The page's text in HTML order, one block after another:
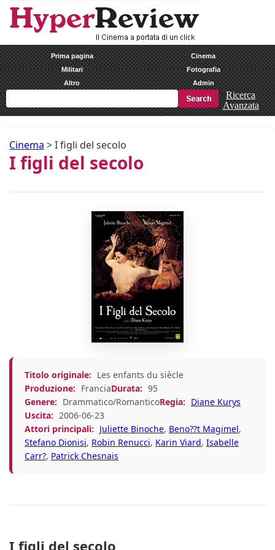
Prima pagina
Cinema
Militari
Fotografia
Altro
Admin
Ricerca
Avanzata
Cinema >I figli del secolo
I figli del secolo
Titolo originale: Les enfants du siècle
Produzione: FranciaDurata: 95
Genere: Drammatico/RomanticoRegia: Diane Kurys
Uscita: 2006-06-23
Attori principali: Juliette Binoche, Beno??t Magimel,
Stefano Dionisi, Robin Renucci, Karin Viard, Isabelle
Carr?, Patrick Chesnais
I figli del secolo